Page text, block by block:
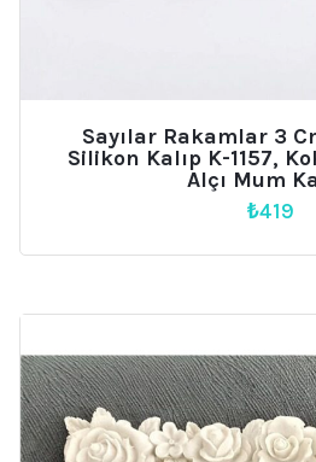
Sayılar Rakamlar 3
Silikon Kalıp K-1157,
Alçı Mum
₺419